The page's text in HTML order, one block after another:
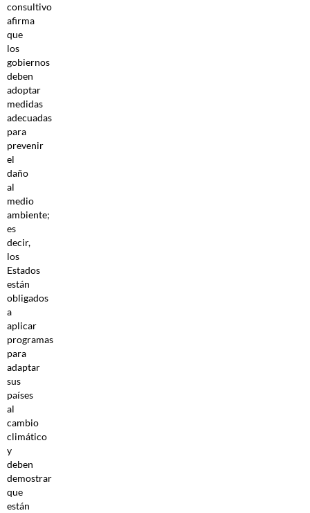
consultivo
afirma
que
los
gobiernos
deben
adoptar
medidas
adecuadas
para
prevenir
el
daño
al
medio
ambiente;
es
decir,
los
Estados
están
obligados
a
aplicar
programas
para
adaptar
sus
países
al
cambio
climático
y
deben
demostrar
que
están